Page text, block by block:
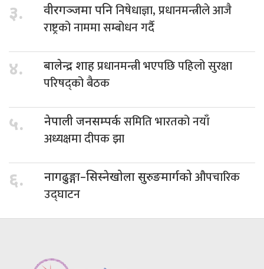
३. वीरगञ्जमा पनिनिषेधाज्ञा, प्रधानमन्त्रीले आजै
राष्ट्रको नाममा सम्बोधन गर्दै
४. बालेन्द्र शाहप्रधानमन्त्री भएपछि पहिलो सुरक्षा
परिषद्को बैठक
५. नेपाली जनसम्पर्कसमिति भारतको नयाँ
अध्यक्षमा दीपक झा
६. नागढुङ्गा–सिस्नेखोला सुरुङमार्गकोऔपचारिक
उद्घाटन